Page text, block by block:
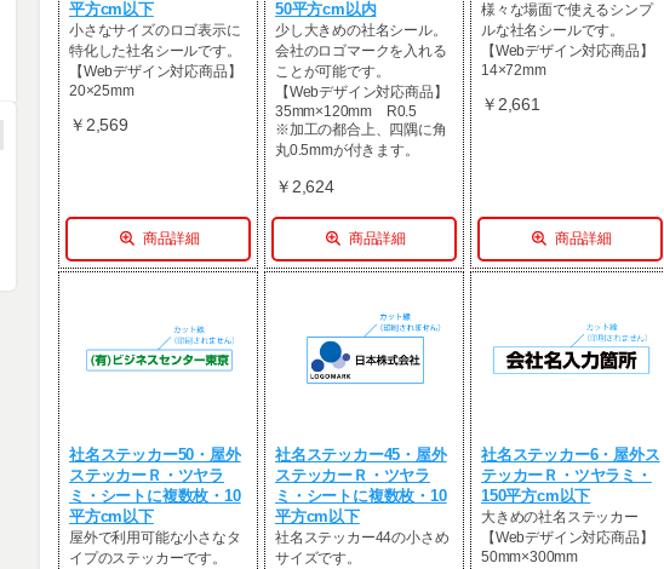
平方cm以下
小さなサイズのロゴ表示に
特化した社名シールです。
【Webデザイン対応商品】
20×25mm
￥2,569
商品詳細
50平方cm以内
少し大きめの社名シール。
会社のロゴマークを入れる
ことが可能です。
【Webデザイン対応商品】
35mm×120mm R0.5
※加工の都合上、四隅に角
丸0.5mmが付きます。
￥2,624
商品詳細
様々な場面で使えるシンプ
ルな社名シールです。
【Webデザイン対応商品】
14×72mm
￥2,661
商品詳細
社名ステッカー50・屋外
ステッカーＲ・ツヤラ
ミ・シートに複数枚・10
平方cm以下
屋外で利用可能な小さなタ
イプのステッカーです。
社名ステッカー45・屋外
ステッカーＲ・ツヤラ
ミ・シートに複数枚・10
平方cm以下
社名ステッカー44の小さめ
サイズです。
社名ステッカー6・屋外ス
テッカーＲ・ツヤラミ・
150平方cm以下
大きめの社名ステッカー
【Webデザイン対応商品】
50mm×300mm